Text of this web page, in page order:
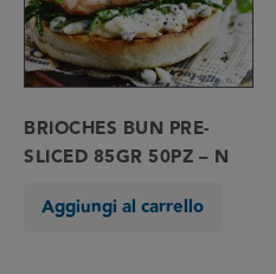
BRIOCHES BUN PRE-
SLICED 85GR 50PZ – N
Aggiungi al carrello